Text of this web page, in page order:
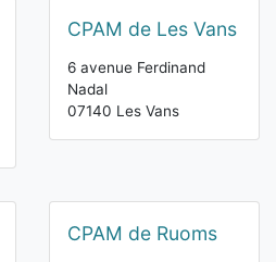
CPAM de Les Vans
6 avenue Ferdinand
Nadal
07140 Les Vans
CPAM de Ruoms